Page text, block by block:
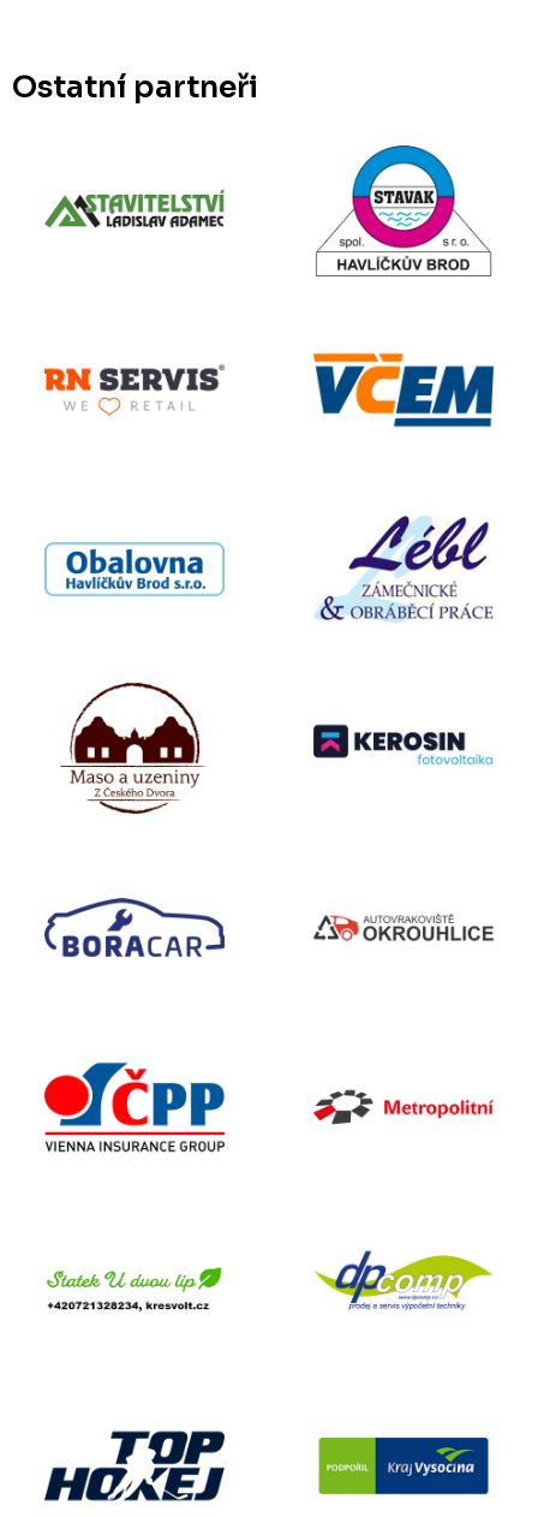
Ostatní partneři